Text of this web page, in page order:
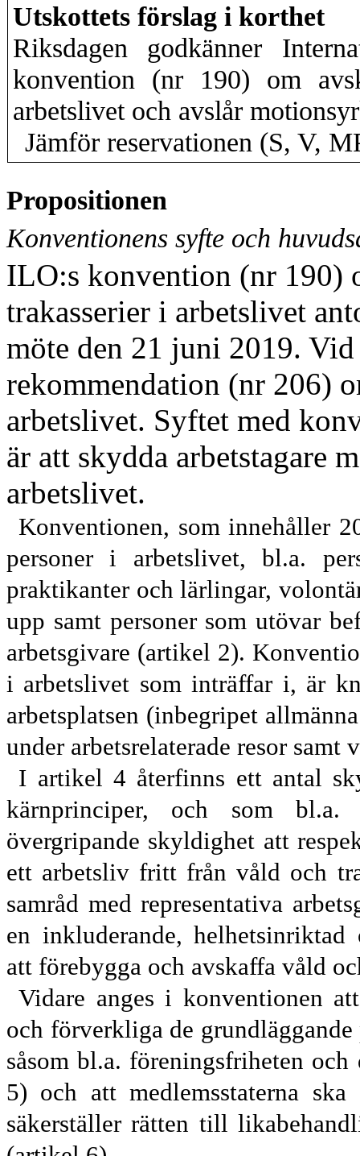
Utskottets förslag i korthet
Riksdagen godkänner
konvention (nr 190) om
arbetslivet och avslår
Jämför reservationen (S, V,
Propositionen
Konventionens syfte och
ILO:s konvention (nr 190)
trakasserier i arbetslivet
möte den 21 juni 2019.
rekommendation (nr 206)
arbetslivet. Syftet med
är att skydda arbetstagare
arbetslivet.
Konventionen, som innehåller
personer i arbetslivet, bl.a.
praktikanter och lärlingar,
upp samt personer som utövar
arbetsgivare (artikel 2).
i arbetslivet som inträffar i, är
arbetsplatsen (inbegripet
under arbetsrelaterade resor
I artikel 4 återfinns ett antal
kärnprinciper, och som bl.a.
övergripande skyldighet att
ett arbetsliv fritt från våld och
samråd med representativa
en inkluderande, helhetsinriktad
att förebygga och avskaffa våld
Vidare anges i konventionen
och förverkliga de
såsom bl.a. föreningsfriheten
5) och att medlemsstaterna
säkerställer rätten till